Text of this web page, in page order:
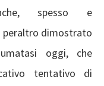
spesso e
peraltro dimostrato
oggi, che
tentativo di